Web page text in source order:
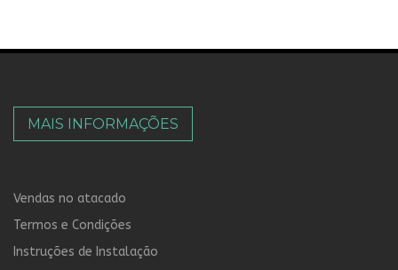
MAIS INFORMAÇÕES
Vendas no atacado
Termos e Condições
Instruções de Instalação